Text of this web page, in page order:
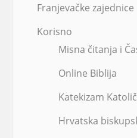
Franjevačke zajednice
Korisno
Misna čitanja i
Online Biblija
Katekizam
Hrvatska